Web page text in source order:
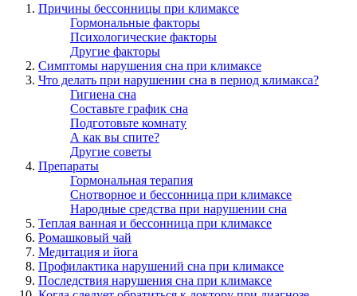
Причины бессонницы при климаксе
Гормональные факторы
Психологические факторы
Другие факторы
Симптомы нарушения сна при климаксе
Что делать при нарушении сна в период климакса?
Гигиена сна
Составьте график сна
Подготовьте комнату
А как вы спите?
Другие советы
Препараты
Гормональная терапия
Снотворное и бессонница при климаксе
Народные средства при нарушении сна
Теплая ванная и бессонница при климаксе
Ромашковый чай
Медитация и йога
Профилактика нарушений сна при климаксе
Последствия нарушения сна при климаксе